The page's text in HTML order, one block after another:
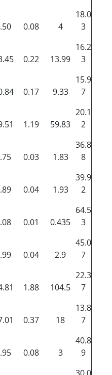
0.08 4
18.0
3
0.22 13.99
16.2
3
0.17 9.33
15.9
7
1.19 59.83
20.1
2
0.03 1.83
36.8
8
0.04 1.93
39.9
2
0.01 0.435
64.5
3
0.04 2.9
45.0
7
1.88 104.5
22.3
7
0.37 18
13.8
7
0.08 3
40.8
9